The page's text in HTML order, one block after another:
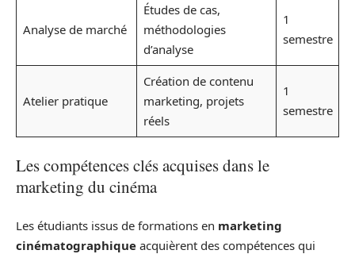
Analyse de marché
Études de cas,
méthodologies
d’analyse
1
semestre
Atelier pratique
Création de contenu
marketing, projets
réels
1
semestre
Les compétences clés acquises dans le
marketing du cinéma
Les étudiants issus de formations en marketing
cinématographique acquièrent des compétences qui